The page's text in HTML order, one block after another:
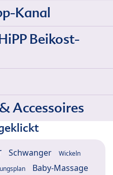
Kanal
Beikost-
Accessoires
Schwanger Wickeln
Baby-Massage